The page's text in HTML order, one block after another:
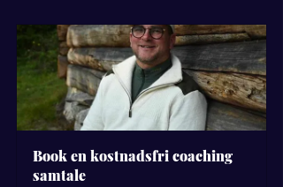
Book en kostnadsfri coaching
samtale